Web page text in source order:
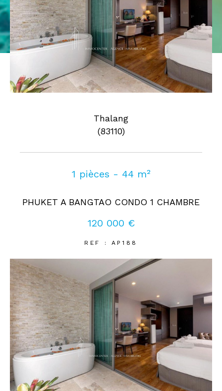
Thalang
(83110)
1 pièces - 44 m²
PHUKET A BANGTAO CONDO 1 CHAMBRE
120 000 €
REF : AP188
Pièces
0 1 2 3 4 5
Où
AFFINER LES CRITÈRES
RECHERCHER